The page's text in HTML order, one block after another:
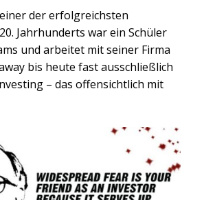
der erfolgreichsten
Jahrhunderts war ein Schüler
und arbeitet mit seiner Firma
bis heute fast ausschließlich
– das offensichtlich mit